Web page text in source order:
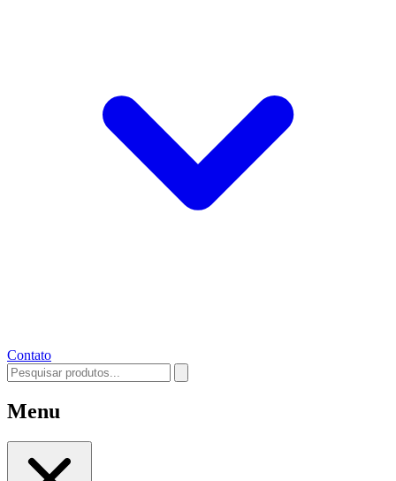
Contato
Menu